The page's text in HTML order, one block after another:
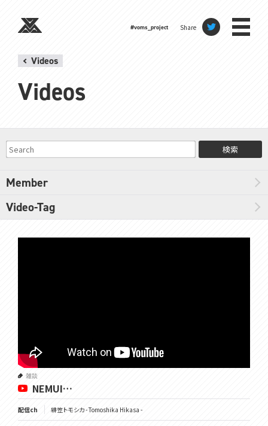
#voms_project Share
Videos
Videos
検索
Member
Video-Tag
雑談
NEMUI…
配信ch 緋笠トモシカ - Tomoshika Hikasa -